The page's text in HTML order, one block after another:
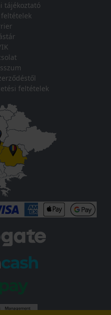
tájékoztató
feltételek